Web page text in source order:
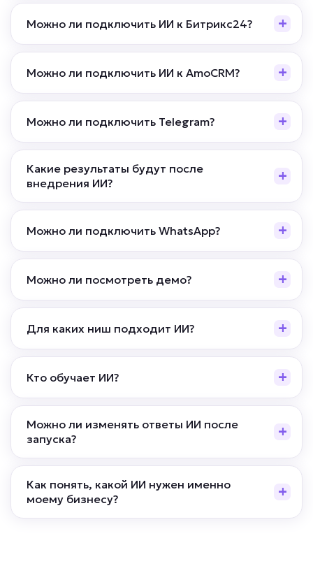
Можно ли подключить ИИ к Битрикс24?
Можно ли подключить ИИ к AmoCRM?
Можно ли подключить Telegram?
Какие результаты будут после
внедрения ИИ?
Можно ли подключить WhatsApp?
Можно ли посмотреть демо?
Для каких ниш подходит ИИ?
Кто обучает ИИ?
Можно ли изменять ответы ИИ после
запуска?
Как понять, какой ИИ нужен именно
моему бизнесу?